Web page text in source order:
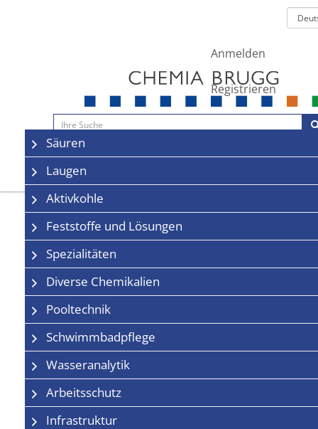
Anmelden
Registrieren
Navigation
Säuren
Laugen
Aktivkohle
Feststoffe und Lösungen
Spezialitäten
Diverse Chemikalien
Pooltechnik
Schwimmbadpflege
Wasseranalytik
Arbeitsschutz
Infrastruktur